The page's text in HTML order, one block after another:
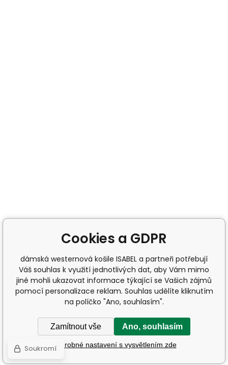
Cookies a GDPR
dámská westernová košile ISABEL a partneři potřebují
Váš souhlas k využití jednotlivých dat, aby Vám mimo
jiné mohli ukazovat informace týkající se Vašich zájmů
pomocí personalizace reklam. Souhlas udělíte kliknutím
na políčko "Ano, souhlasím".
Zamítnout vše Ano, souhlasím
Podrobné nastavení s vysvětlením zde
Soukromí